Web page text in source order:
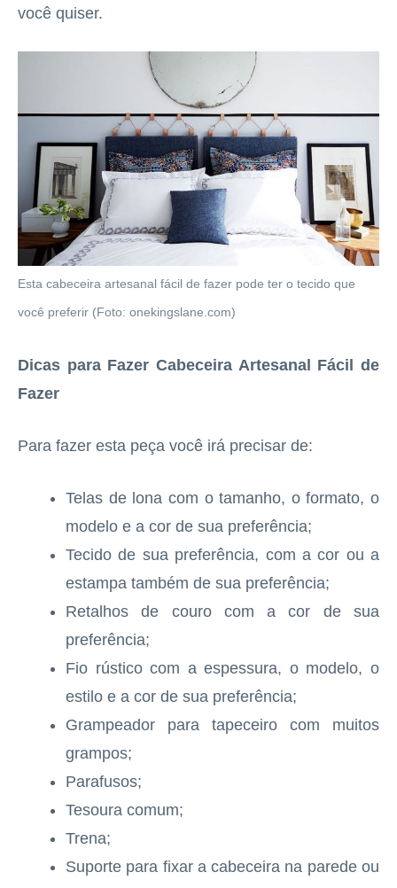
você quiser.
Esta cabeceira artesanal fácil de fazer pode ter o tecido que
você preferir (Foto: onekingslane.com)
Dicas para Fazer Cabeceira Artesanal Fácil de
Fazer
Para fazer esta peça você irá precisar de:
Telas de lona com o tamanho, o formato, o
modelo e a cor de sua preferência;
Tecido de sua preferência, com a cor ou a
estampa também de sua preferência;
Retalhos de couro com a cor de sua
preferência;
Fio rústico com a espessura, o modelo, o
estilo e a cor de sua preferência;
Grampeador para tapeceiro com muitos
grampos;
Parafusos;
Tesoura comum;
Trena;
Suporte para fixar a cabeceira na parede ou